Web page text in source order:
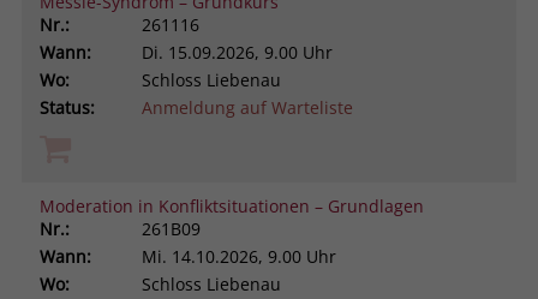
Nr.:
261116
Wann:
Di. 15.09.2026, 9.00 Uhr
Wo:
Schloss Liebenau
Status:
Anmeldung auf Warteliste
Moderation in Konfliktsituationen – Grundlagen
Nr.:
261B09
Wann:
Mi. 14.10.2026, 9.00 Uhr
Wo:
Schloss Liebenau